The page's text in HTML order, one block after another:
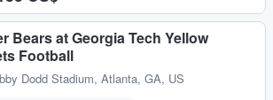
Bears at Georgia Tech Yellow
Football
Dodd Stadium, Atlanta, GA, US